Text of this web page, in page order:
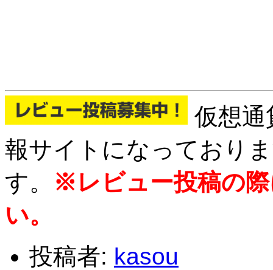
仮想通
報サイトになっており
す。
※レビュー投稿の
い。
投稿者: kasou